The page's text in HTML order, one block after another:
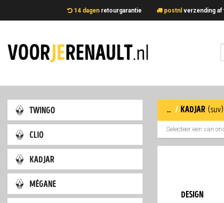
14 dagenretourgarantie postnl
twingo
clio
kadjar
mégane
.. / kadjar
Selecteer een van
design